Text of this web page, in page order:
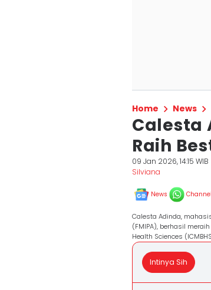
Home News
Calesta
Raih
09 Jan 2026, 14:15 WIB
Silviana
News Channel
Calesta Adinda,
(FMIPA), berhasil
Health Sciences
Intinya Sih